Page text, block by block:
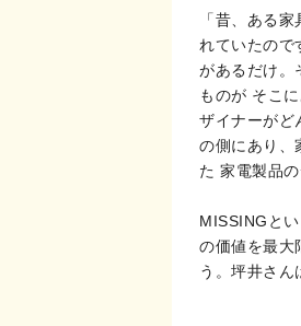
「昔、ある
れていたので
があるだけ。
ものが そこ
ザイナーがど
の側にあり、
た 家電製品
MISSINGと
の価値を最大
う。坪井さん